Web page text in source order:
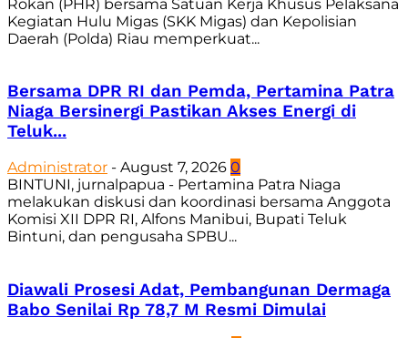
Rokan (PHR) bersama Satuan Kerja Khusus Pelaksana
Kegiatan Hulu Migas (SKK Migas) dan Kepolisian
Daerah (Polda) Riau memperkuat...
Bersama DPR RI dan Pemda, Pertamina Patra
Niaga Bersinergi Pastikan Akses Energi di
Teluk...
Administrator - August 7, 2026 0
BINTUNI, jurnalpapua - Pertamina Patra Niaga
melakukan diskusi dan koordinasi bersama Anggota
Komisi XII DPR RI, Alfons Manibui, Bupati Teluk
Bintuni, dan pengusaha SPBU...
Diawali Prosesi Adat, Pembangunan Dermaga
Babo Senilai Rp 78,7 M Resmi Dimulai